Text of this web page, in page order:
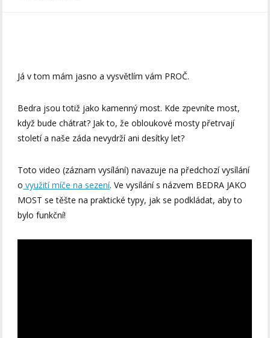
Já v tom mám jasno a vysvětlím vám PROČ.
Bedra jsou totiž jako kamenný most. Kde zpevníte most,
když bude chátrat? Jak to, že obloukové mosty přetrvají
století a naše záda nevydrží ani desítky let?
Toto video (záznam vysílání) navazuje na předchozí vysílání
o využití míče na sezení. Ve vysílání s názvem BEDRA JAKO
MOST se těšte na praktické typy, jak se podkládat, aby to
bylo funkční!